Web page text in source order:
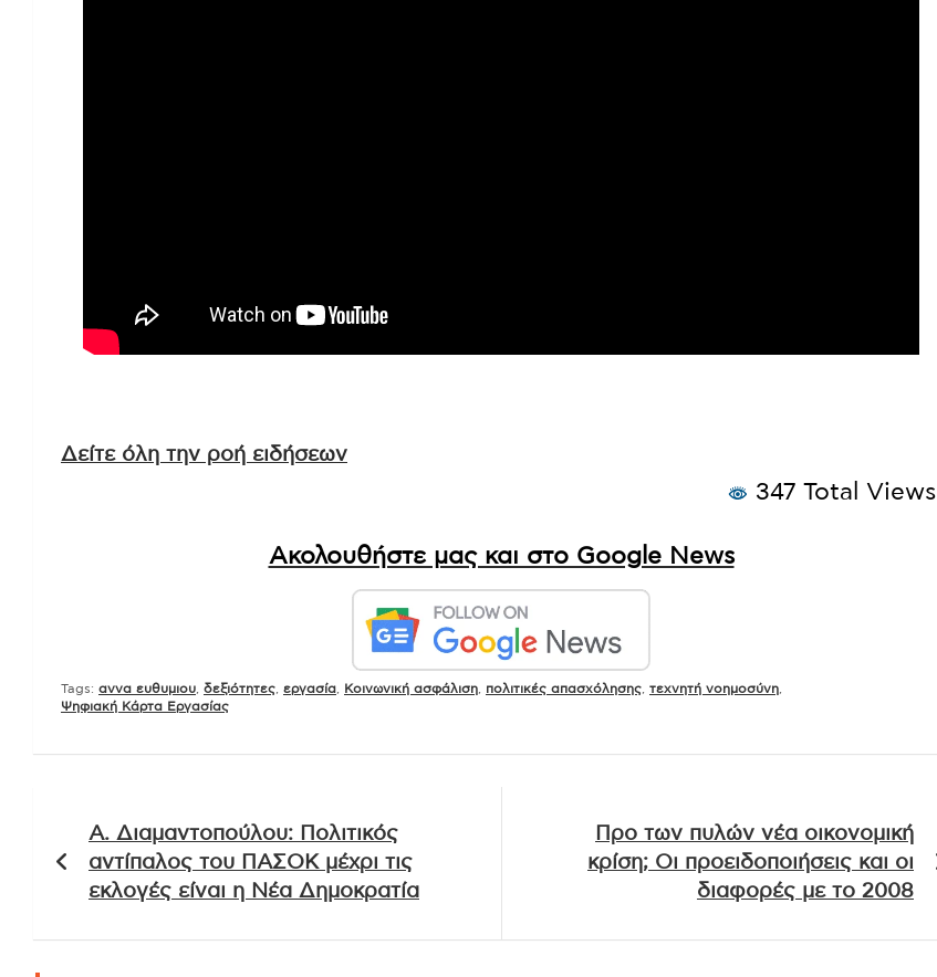
Δείτε όλη την ροή ειδήσεων
347 Total Views
Ακολουθήστε μας και στο Google News
Tags: αννα ευθυμιου δεξιότητες εργασία Κοινωνική ασφάλιση πολιτικές απασχόλησης τεχνητή νοημοσύνη
Ψηφιακή Κάρτα Εργασίας
άρθρων
Α. Διαμαντοπούλου: Πολιτικός
αντίπαλος του ΠΑΣΟΚ μέχρι τις
εκλογές είναι η Νέα Δημοκρατία
Προ των πυλών νέα οικονομική
κρίση; Οι προειδοποιήσεις και οι
διαφορές με το 2008